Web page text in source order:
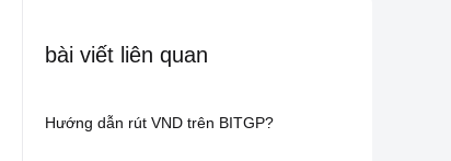
Hướng dẫn sử dụng cửa sổ nổi cho thiết bị Android
bài viết liên quan
Hướng dẫn rút VND trên BITGP?